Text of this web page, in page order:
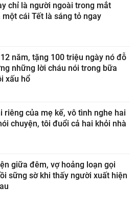
chỉ là người ngoài trong mắt
một cái Tết là sáng tỏ ngay
năm, tặng 100 triệu ngày nó đỗ
những lời cháu nói trong bữa
xấu hổ
riêng của mẹ kế, vô tình nghe hai
chuyện, tôi đuổi cả hai khỏi nhà
giữa đêm, vợ hoảng loạn gọi
sững sờ khi thấy người xuất hiện